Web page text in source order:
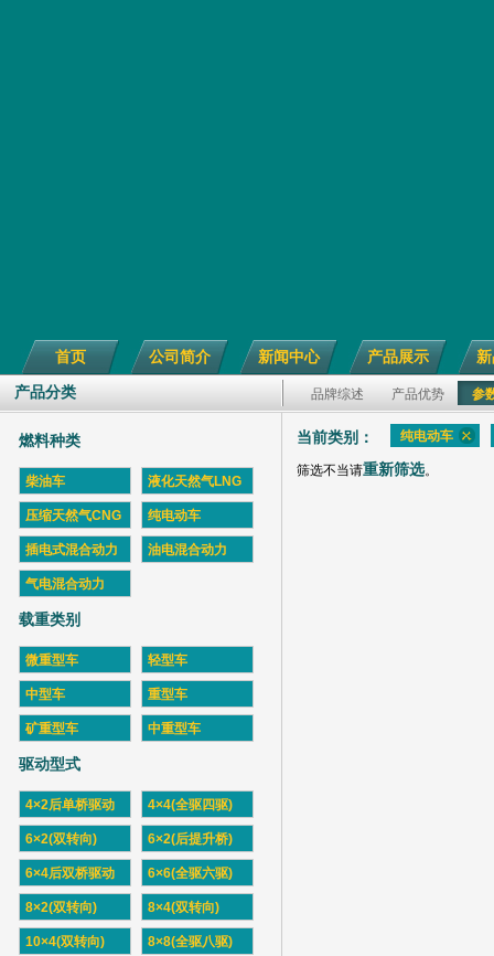
首页 公司简介 新闻中心 产品展示
产品分类 品牌综述 产品优势 参
燃料种类
柴油车 液化天然气LNG
压缩天然气CNG 纯电动车
插电式混合动力 油电混合动力
气电混合动力
载重类别
微重型车 轻型车
中型车 重型车
矿重型车 中重型车
驱动型式
4×2后单桥驱动 4×4(全驱四驱)
6×2(双转向) 6×2(后提升桥)
6×4后双桥驱动 6×6(全驱六驱)
8×2(双转向) 8×4(双转向)
10×4(双转向) 8×8(全驱八驱)
当前类别： 纯电动车
筛选不当请重新筛选。